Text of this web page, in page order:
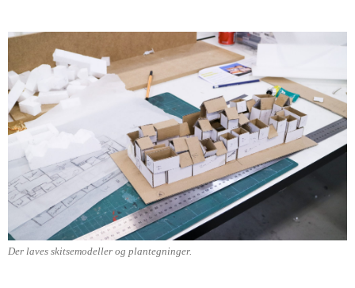
Der laves skitsemodeller og plantegninger.